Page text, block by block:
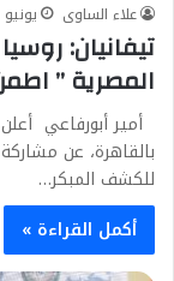
علاء الساوى يونيو 25, 2026
تيفانيان:
المصرية ”
أمير أبورفاعي
بالقاهرة، عن
للكشف المبكر…
أكمل القراءة »